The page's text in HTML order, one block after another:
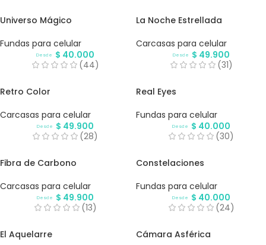
Universo Mágico
Fundas para celular
Desde $ 40.000
(44)
La Noche Estrellada
Carcasas para celular
Desde $ 49.900
(31)
Retro Color
Carcasas para celular
Desde $ 49.900
(28)
Real Eyes
Fundas para celular
Desde $ 40.000
(30)
Fibra de Carbono
Carcasas para celular
Desde $ 49.900
(13)
Constelaciones
Fundas para celular
Desde $ 40.000
(24)
El Aquelarre
Cámara Asférica